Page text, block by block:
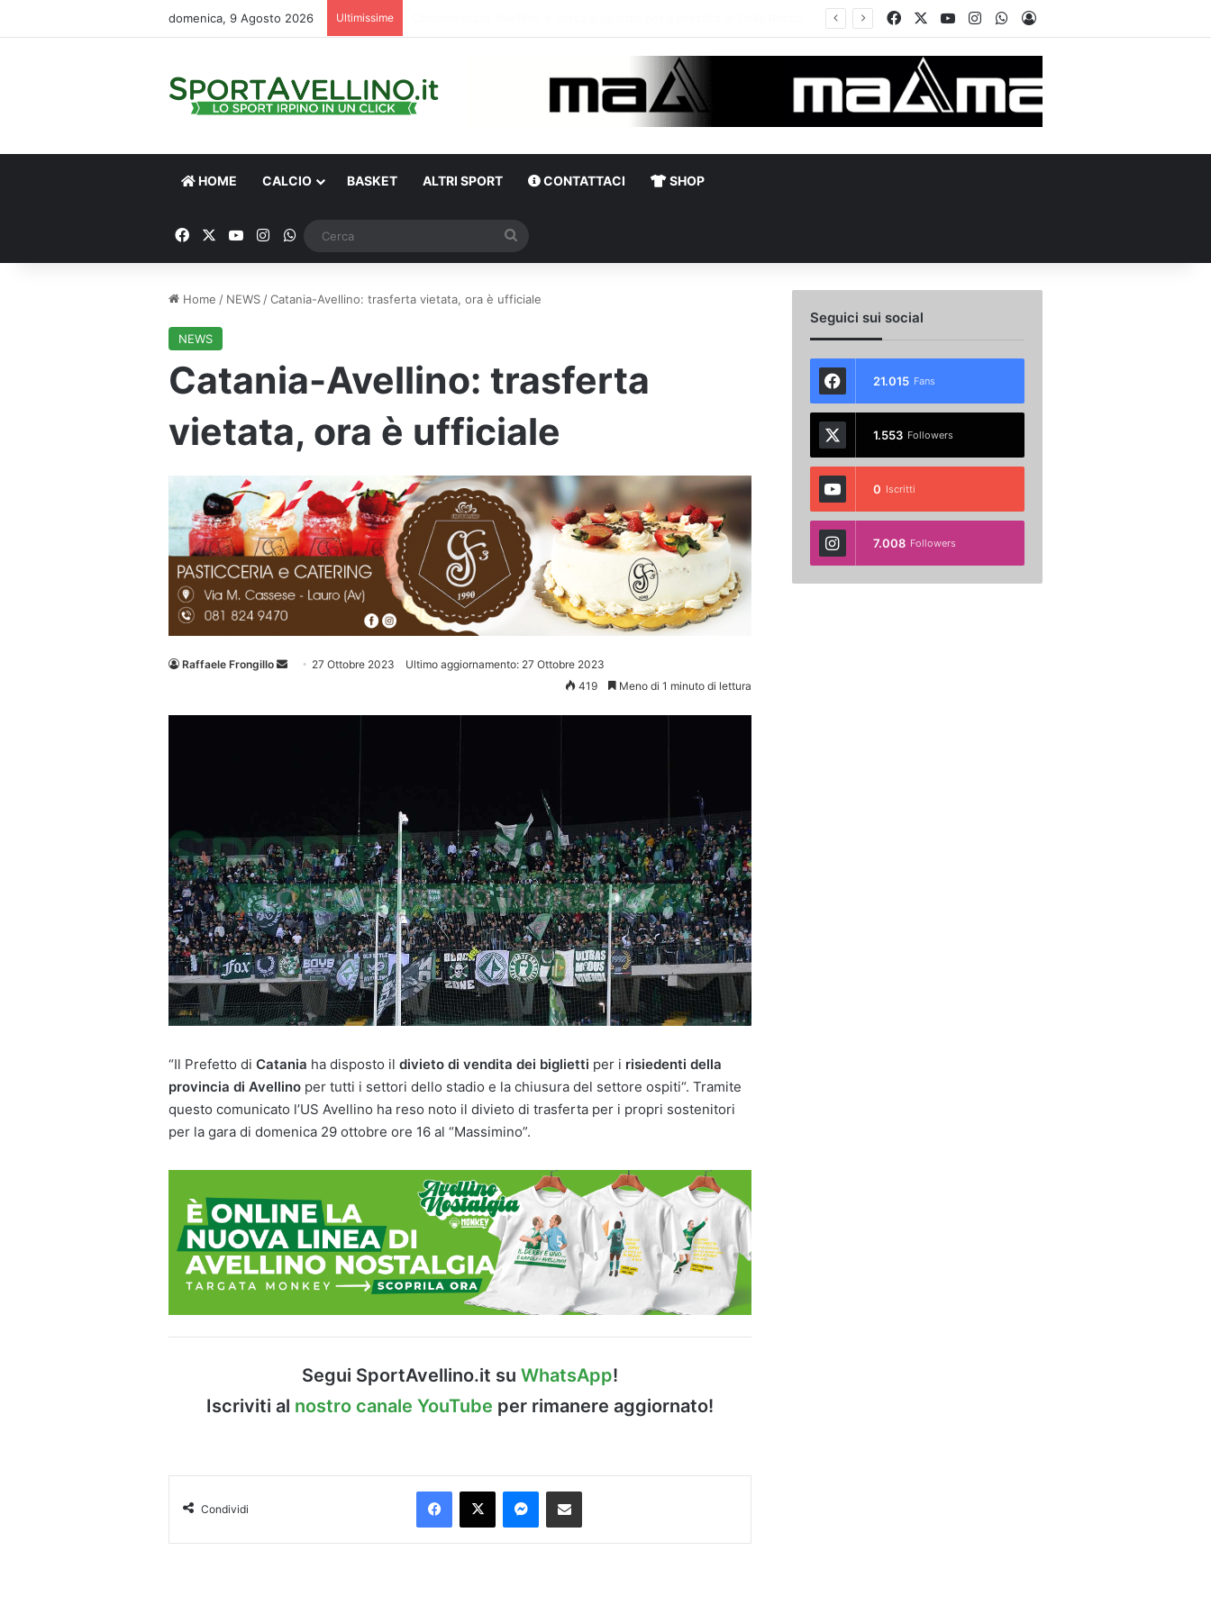
domenica, 9 Agosto 2026 Ultimissime FacebookYou TubeInstagramWhatsApp
Accedi
HOME CALCIO BASKET ALTRI SPORT CONTATTACI SHOP
FacebookYou TubeInstagram
WhatsApp
Home / NEWS /Catania-Avellino: trasferta vietata, ora è ufficiale
NEWS
Catania-Avellino: trasferta
vietata, ora è ufficiale
Raffaele Frongillo
Invia 27 Ottobre 2023
Ultimo aggiornamento: 27 Ottobre 2023
419
Meno di 1 minuto di lettura
“Il Prefetto di Catania ha disposto il divieto di vendita dei biglietti per i risiedenti della
provincia di Avellino per tutti i settori dello stadio e la chiusura del settore ospiti“. Tramite
questo comunicato l’US Avellino ha reso noto il divieto di trasferta per i propri sostenitori
per la gara di domenica 29 ottobre ore 16 al “Massimino”.
Segui SportAvellino.it su WhatsApp!
Iscriviti al nostro canale YouTube per rimanere aggiornato!
Condividi
Facebook
X Messenger
Condividi via Email
Seguici sui social
21.015 Fans
1.553 Followers
0 Iscritti
7.008 Followers